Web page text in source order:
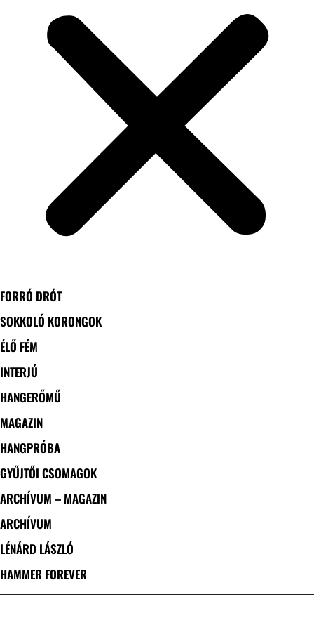
FORRÓ DRÓT
SOKKOLÓ KORONGOK
ÉLŐ FÉM
INTERJÚ
HANGERŐMŰ
MAGAZIN
HANGPRÓBA
GYŰJTŐI CSOMAGOK
ARCHÍVUM – MAGAZIN
ARCHÍVUM
LÉNÁRD LÁSZLÓ
HAMMER FOREVER